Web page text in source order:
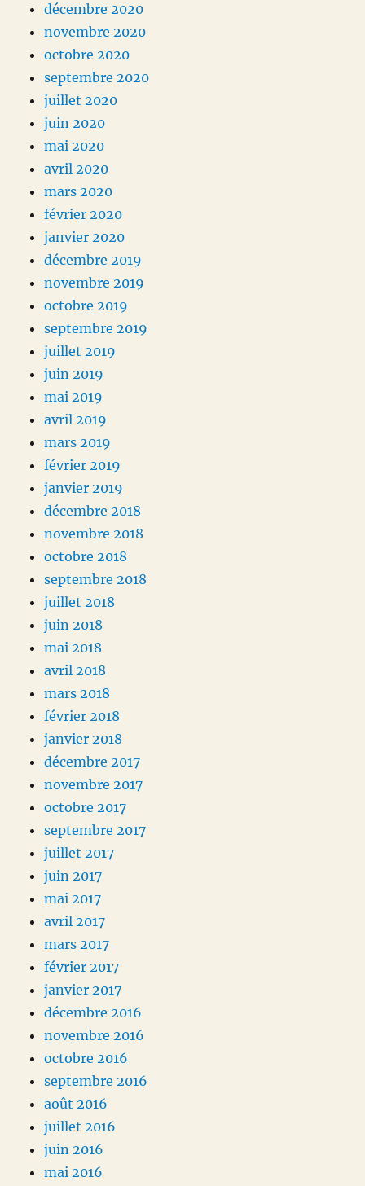
décembre 2020
novembre 2020
octobre 2020
septembre 2020
juillet 2020
juin 2020
mai 2020
avril 2020
mars 2020
février 2020
janvier 2020
décembre 2019
novembre 2019
octobre 2019
septembre 2019
juillet 2019
juin 2019
mai 2019
avril 2019
mars 2019
février 2019
janvier 2019
décembre 2018
novembre 2018
octobre 2018
septembre 2018
juillet 2018
juin 2018
mai 2018
avril 2018
mars 2018
février 2018
janvier 2018
décembre 2017
novembre 2017
octobre 2017
septembre 2017
juillet 2017
juin 2017
mai 2017
avril 2017
mars 2017
février 2017
janvier 2017
décembre 2016
novembre 2016
octobre 2016
septembre 2016
août 2016
juillet 2016
juin 2016
mai 2016